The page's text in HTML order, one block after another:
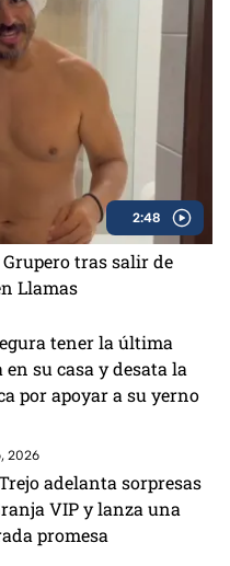
2:48
tras salir de
Llamas
tener la última
en su casa y desata la
por apoyar a su yerno
2026
adelanta sorpresas
VIP y lanza una
promesa